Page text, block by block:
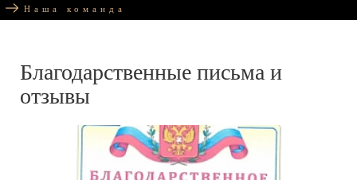
Наша команда
Благодарственные письма и
отзывы